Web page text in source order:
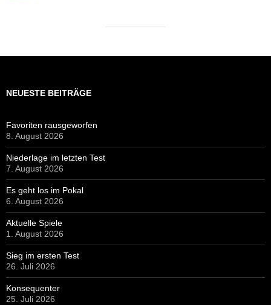
NEUESTE BEITRÄGE
Favoriten rausgeworfen
8. August 2026
Niederlage im letzten Test
7. August 2026
Es geht los im Pokal
6. August 2026
Aktuelle Spiele
1. August 2026
Sieg im ersten Test
26. Juli 2026
Konsequenter
25. Juli 2026